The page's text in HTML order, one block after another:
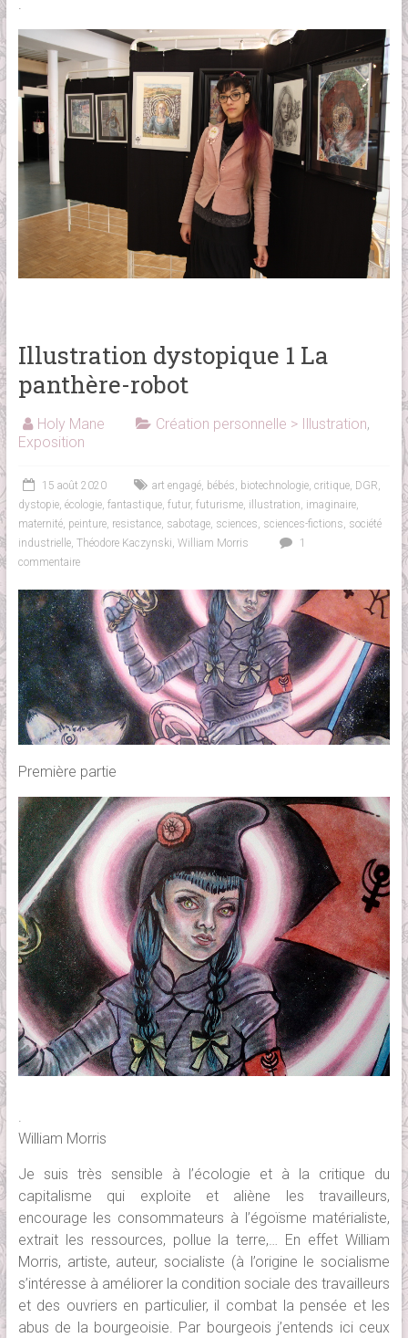
.
Illustration dystopique 1 La
panthère-robot
Holy Mane Création personnelle > Illustration,
Exposition
15 août 2020 art engagé, bébés biotechnologie, critique, DGR
dystopie, écologie, fantastique, futur, futurisme, illustration imaginaire,
maternité, peinture, resistance, sabotage, sciences sciences-fictions société
industrielle, Théodore Kaczynski William Morris
1
commentaire
Première partie
.
William Morris
Je suis très sensible à l’écologie et à la critique du
capitalisme qui exploite et aliène les travailleurs,
encourage les consommateurs à l’égoïsme matérialiste,
extrait les ressources, pollue la terre,… En effet William
Morris, artiste, auteur, socialiste (à l’origine le socialisme
s’intéresse à améliorer la condition sociale des travailleurs
et des ouvriers en particulier, il combat la pensée et les
abus de la bourgeoisie. Par bourgeois j’entends ici ceux